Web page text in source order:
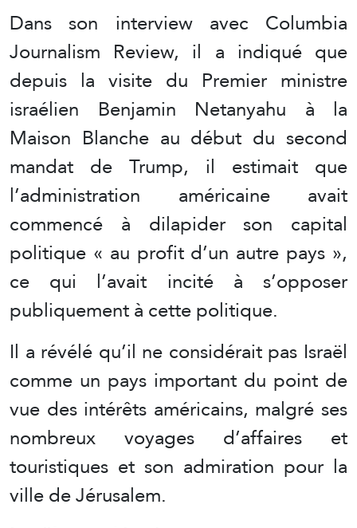
Dans son interview avec Columbia
Journalism Review, il a indiqué que
depuis la visite du Premier ministre
israélien Benjamin Netanyahu à la
Maison Blanche au début du second
mandat de Trump, il estimait que
l’administration américaine avait
commencé à dilapider son capital
politique « au profit d’un autre pays »,
ce qui l’avait incité à s’opposer
publiquement à cette politique.
Il a révélé qu’il ne considérait pas Israël
comme un pays important du point de
vue des intérêts américains, malgré ses
nombreux voyages d’affaires et
touristiques et son admiration pour la
ville de Jérusalem.